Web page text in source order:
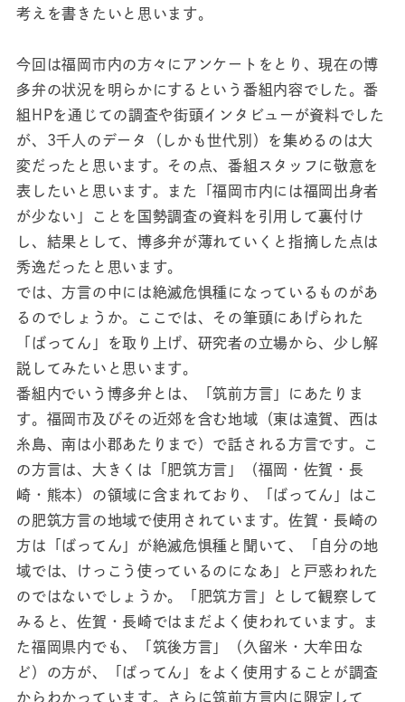
考えを書きたいと思います。
今回は福岡市内の方々にアンケートをとり、現在の博
多弁の状況を明らかにするという番組内容でした。番
組HPを通じての調査や街頭インタビューが資料でした
が、3千人のデータ（しかも世代別）を集めるのは大
変だったと思います。その点、番組スタッフに敬意を
表したいと思います。また「福岡市内には福岡出身者
が少ない」ことを国勢調査の資料を引用して裏付け
し、結果として、博多弁が薄れていくと指摘した点は
秀逸だったと思います。
では、方言の中には絶滅危惧種になっているものがあ
るのでしょうか。ここでは、その筆頭にあげられた
「ばってん」を取り上げ、研究者の立場から、少し解
説してみたいと思います。
番組内でいう博多弁とは、「筑前方言」にあたりま
す。福岡市及びその近郊を含む地域（東は遠賀、西は
糸島、南は小郡あたりまで）で話される方言です。こ
の方言は、大きくは「肥筑方言」（福岡・佐賀・長
崎・熊本）の領域に含まれており、「ばってん」はこ
の肥筑方言の地域で使用されています。佐賀・長崎の
方は「ばってん」が絶滅危惧種と聞いて、「自分の地
域では、けっこう使っているのになあ」と戸惑われた
のではないでしょうか。「肥筑方言」として観察して
みると、佐賀・長崎ではまだよく使われています。ま
た福岡県内でも、「筑後方言」（久留米・大牟田な
ど）の方が、「ばってん」をよく使用することが調査
からわかっています。さらに筑前方言内に限定して